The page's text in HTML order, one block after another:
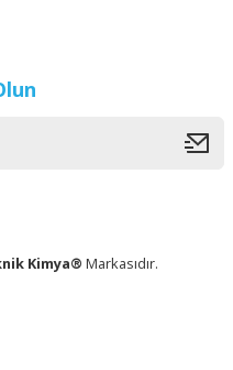
Kimya® Markasıdır.